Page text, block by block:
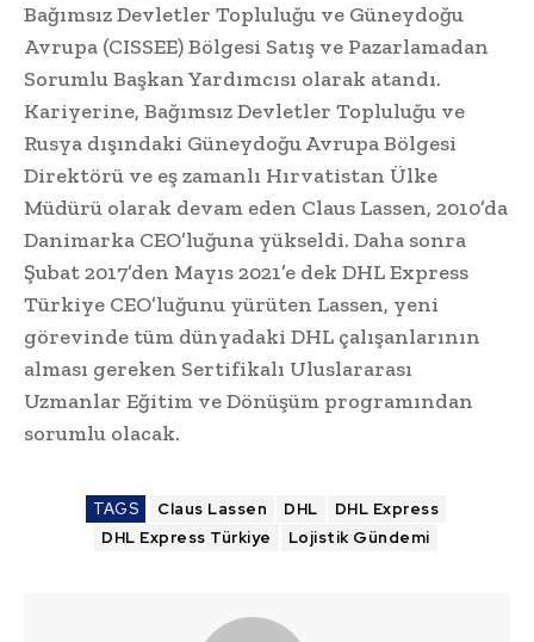
Bağımsız Devletler Topluluğu ve Güneydoğu
Avrupa (CISSEE) Bölgesi Satış ve Pazarlamadan
Sorumlu Başkan Yardımcısı olarak atandı.
Kariyerine, Bağımsız Devletler Topluluğu ve
Rusya dışındaki Güneydoğu Avrupa Bölgesi
Direktörü ve eş zamanlı Hırvatistan Ülke
Müdürü olarak devam eden Claus Lassen, 2010’da
Danimarka CEO’luğuna yükseldi. Daha sonra
Şubat 2017’den Mayıs 2021’e dek DHL Express
Türkiye CEO’luğunu yürüten Lassen, yeni
görevinde tüm dünyadaki DHL çalışanlarının
alması gereken Sertifikalı Uluslararası
Uzmanlar Eğitim ve Dönüşüm programından
sorumlu olacak.
TAGS Claus Lassen DHL
DHL Express
DHL Express Türkiye
Lojistik Gündemi